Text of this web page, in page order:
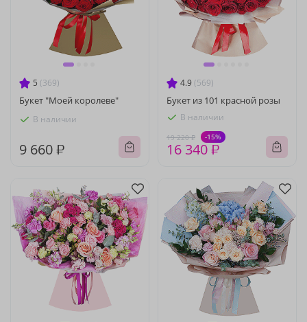
5 (369)
Букет "Моей королеве"
В наличии
9 660 ₽
4.9 (569)
Букет из 101 красной розы
В наличии
19 220 ₽ -15%
16 340 ₽